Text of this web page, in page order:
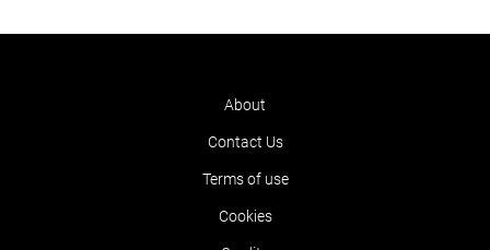
About
Contact Us
Terms of use
Cookies